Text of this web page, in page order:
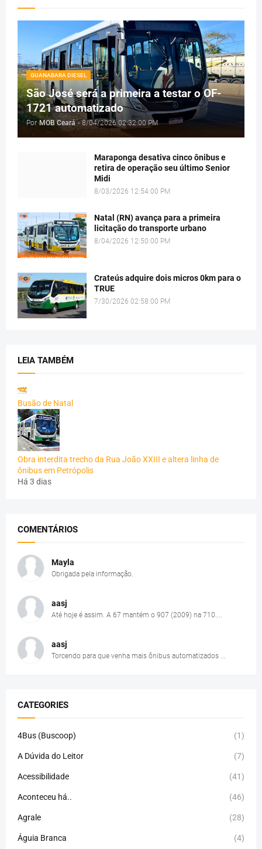
GUANABARA DIESEL
São José será a primeira a testar o OF-
1721 automatizado
Por MOB Ceará - 8/04/2026 02:32:00 PM
Maraponga desativa cinco ônibus e
retira de operação seu último Senior
Midi
8/03/2026 12:54:00 PM
Natal (RN) avança para a primeira
licitação do transporte urbano
8/04/2026 12:50:00 PM
Crateús adquire dois micros 0km para o
TRUE
7/30/2026 02:58:00 PM
LEIA TAMBÉM
Busão de Natal
Obra interdita trecho da Rua João XXIII e altera linha de
ônibus em Petrópolis
Há 3 dias
COMENTÁRIOS
Mayla
Obrigada pela informação.
aasj
Até hoje é assim. A 67 mantém o 907 (2009) na 710....
aasj
Torcendo para que venha mais ônibus automatizados ...
CATEGORIES
4Bus (Buscoop) (1)
A Dúvida do Leitor (7)
Acessibilidade (41)
Aconteceu há.. (46)
Agrale (28)
Águia Branca (4)